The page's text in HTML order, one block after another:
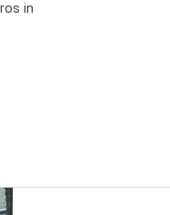
in